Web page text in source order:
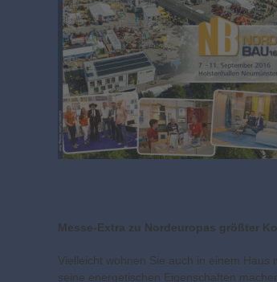
Messe-Extra zu Nordeuropas größter
Vielleicht wohnen Sie auch in einem
seine energetischen Eigenschaften